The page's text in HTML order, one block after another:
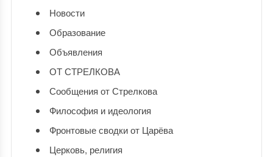
Новости
Образование
Объявления
ОТ СТРЕЛКОВА
Сообщения от Стрелкова
Философия и идеология
Фронтовые сводки от Царёва
Церковь, религия